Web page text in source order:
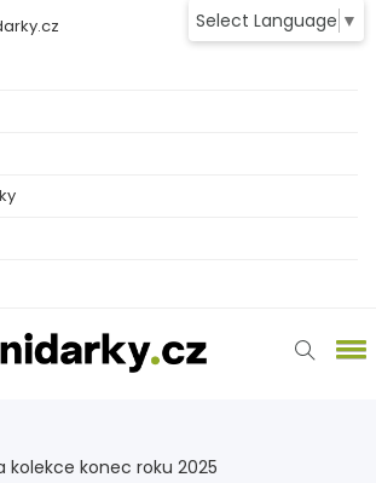
Select Language ▼
kolekce konec roku 2025